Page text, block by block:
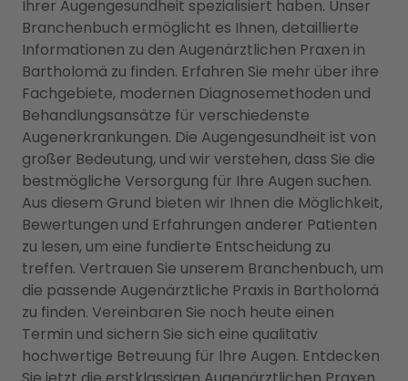
Ihrer Augengesundheit spezialisiert haben. Unser
Branchenbuch ermöglicht es Ihnen, detaillierte
Informationen zu den Augenärztlichen Praxen in
Bartholomä zu finden. Erfahren Sie mehr über ihre
Fachgebiete, modernen Diagnosemethoden und
Behandlungsansätze für verschiedenste
Augenerkrankungen. Die Augengesundheit ist von
großer Bedeutung, und wir verstehen, dass Sie die
bestmögliche Versorgung für Ihre Augen suchen.
Aus diesem Grund bieten wir Ihnen die Möglichkeit,
Bewertungen und Erfahrungen anderer Patienten
zu lesen, um eine fundierte Entscheidung zu
treffen. Vertrauen Sie unserem Branchenbuch, um
die passende Augenärztliche Praxis in Bartholomä
zu finden. Vereinbaren Sie noch heute einen
Termin und sichern Sie sich eine qualitativ
hochwertige Betreuung für Ihre Augen. Entdecken